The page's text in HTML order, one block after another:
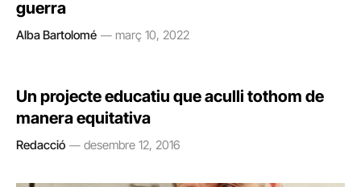
guerra
Alba Bartolomé març 10, 2022
Un projecte educatiu que aculli tothom de
manera equitativa
Redacció desembre 12, 2016